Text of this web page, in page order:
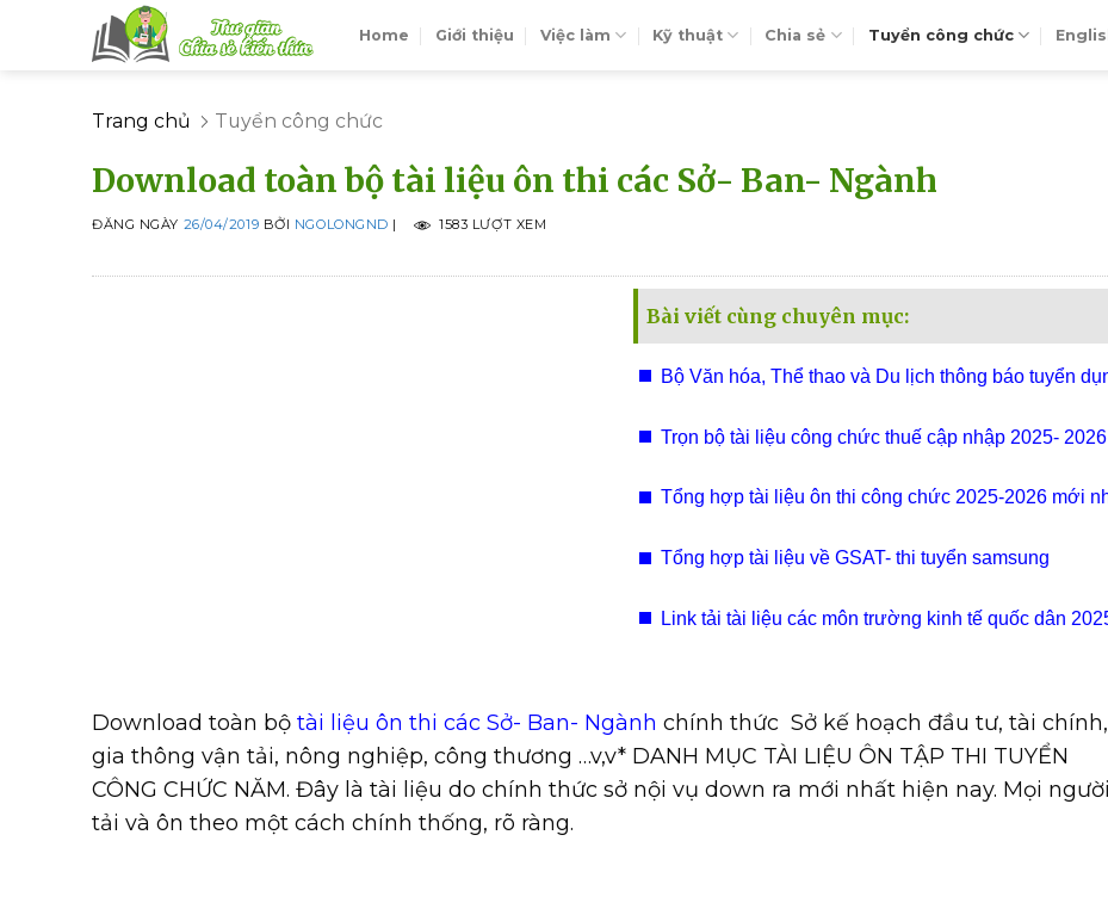
Home Giới thiệu Việc làm Kỹ thuật Chia sẻ Tuyển công chức
Trang chủ Tuyển công chức
Download toàn bộ tài liệu ôn thi các Sở- Ban- Ngành
ĐĂNG NGÀY 26/04/2019 BỞI NGOLONGND | 1583 LƯỢT XEM
Bài viết cùng chuyên mục:
Bộ Văn hóa, Thể thao và Du lịch thông báo tuyển
Trọn bộ tài liệu công chức thuế cập nhập 2025- 2026
Tổng hợp tài liệu ôn thi công chức 2025-2026 mới
Tổng hợp tài liệu về GSAT- thi tuyển samsung
Link tải tài liệu các môn trường kinh tế quốc dân
Download toàn bộ tài liệu ôn thi các Sở- Ban- Ngành chính thức ​ Sở kế hoạch đầu tư, tài chính,
gia thông vận tải, nông nghiệp, công thương …v,v* DANH MỤC TÀI LIỆU ÔN TẬP THI TUYỂN
CÔNG CHỨC NĂM. Đây là tài liệu do chính thức sở nội vụ down ra mới nhất hiện nay. Mọi người
tải và ôn theo một cách chính thống, rõ ràng.